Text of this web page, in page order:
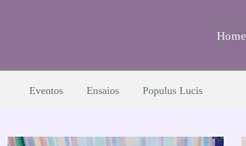
Home
Eventos Ensaios Populus Lucis